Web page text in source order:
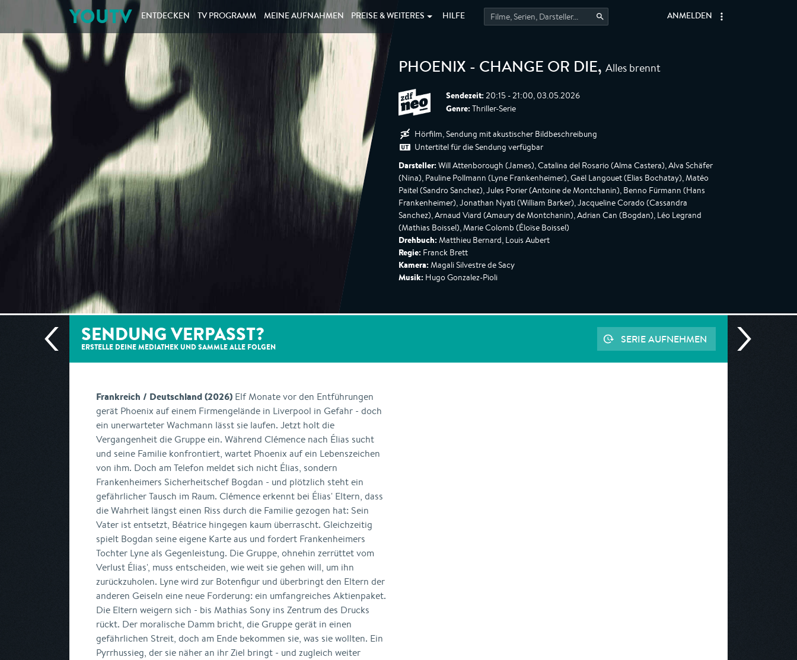
YOUTV ENTDECKEN TV PROGRAMM MEINE AUFNAHMEN PREISE & WEITERES HILFE ANMELDEN
PHOENIX - CHANGE OR DIE, Alles brennt
Sendezeit: 20:15 - 21:00, 03.05.2026
Genre: Thriller-Serie
Hörfilm, Sendung mit akustischer Bildbeschreibung
Untertitel für die Sendung verfügbar
Darsteller: Will Attenborough (James), Catalina del Rosario (Alma Castera), Alva Schäfer
(Nina), Pauline Pollmann (Lyne Frankenheimer), Gaël Langouet (Elias Bochatay), Matéo
Paitel (Sandro Sanchez), Jules Porier (Antoine de Montchanin), Benno Fürmann (Hans
Frankenheimer), Jonathan Nyati (William Barker), Jacqueline Corado (Cassandra
Sanchez), Arnaud Viard (Amaury de Montchanin), Adrian Can (Bogdan), Léo Legrand
(Mathias Boissel), Marie Colomb (Éloïse Boissel)
Drehbuch: Matthieu Bernard, Louis Aubert
Regie: Franck Brett
Kamera: Magali Silvestre de Sacy
Musik: Hugo Gonzalez-Pioli
SENDUNG VERPASST?
ERSTELLE DEINE MEDIATHEK UND SAMMLE ALLE FOLGEN
SERIE AUFNEHMEN
Frankreich / Deutschland (2026) Elf Monate vor den Entführungen
gerät Phoenix auf einem Firmengelände in Liverpool in Gefahr - doch
ein unerwarteter Wachmann lässt sie laufen. Jetzt holt die
Vergangenheit die Gruppe ein. Während Clémence nach Élias sucht
und seine Familie konfrontiert, wartet Phoenix auf ein Lebenszeichen
von ihm. Doch am Telefon meldet sich nicht Élias, sondern
Frankenheimers Sicherheitschef Bogdan - und plötzlich steht ein
gefährlicher Tausch im Raum. Clémence erkennt bei Élias' Eltern, dass
die Wahrheit längst einen Riss durch die Familie gezogen hat: Sein
Vater ist entsetzt, Béatrice hingegen kaum überrascht. Gleichzeitig
spielt Bogdan seine eigene Karte aus und fordert Frankenheimers
Tochter Lyne als Gegenleistung. Die Gruppe, ohnehin zerrüttet vom
Verlust Élias', muss entscheiden, wie weit sie gehen will, um ihn
zurückzuholen. Lyne wird zur Botenfigur und überbringt den Eltern der
anderen Geiseln eine neue Forderung: ein umfangreiches Aktienpaket.
Die Eltern weigern sich - bis Mathias Sony ins Zentrum des Drucks
rückt. Der moralische Damm bricht, die Gruppe gerät in einen
gefährlichen Streit, doch am Ende bekommen sie, was sie wollten. Ein
Pyrrhussieg, der sie näher an ihr Ziel bringt - und zugleich weiter